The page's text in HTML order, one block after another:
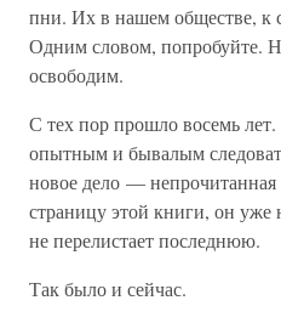
пни. Их в нашем обществе, к
Одним словом, попробуйте.
освободим.
С тех пор прошло восемь
опытным и бывалым
новое дело —
страницу этой книги, он уже
не перелистает последнюю.
Так было и сейчас.